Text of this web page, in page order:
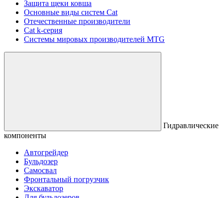
Защита щеки ковша
Основные виды систем Cat
Отечественные производители
Сat k-серия
Системы мировых производителей MTG
Гидравлические
компоненты
Автогрейдер
Бульдозер
Самосвал
Фронтальный погрузчик
Экскаватор